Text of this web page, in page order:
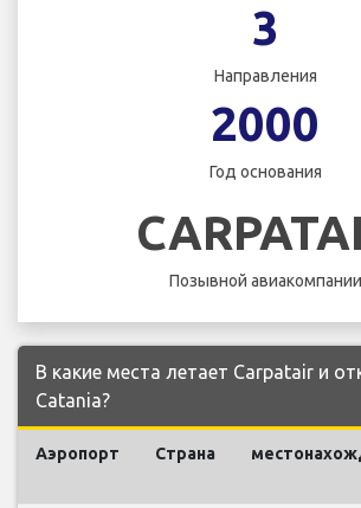
3
Направления
2000
Год основания
Позывной авиакомпании
В какие места летает Carpatair и
Catania?
Аэропорт Страна